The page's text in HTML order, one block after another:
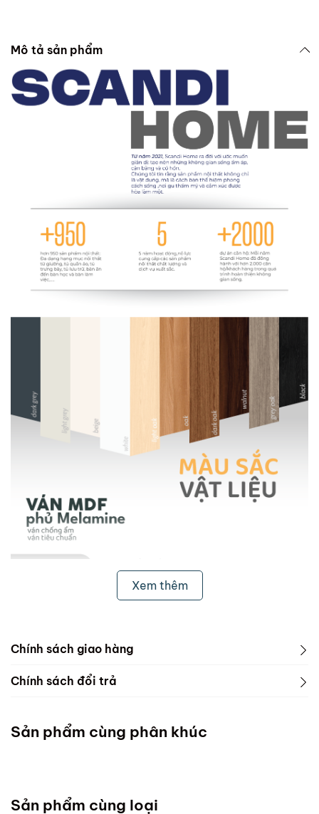
Mô tả sản phẩm
Xem thêm
Chính sách giao hàng
1. Freeship & Lắp đặt cho khách hàng các tỉnh thành
Miền Bắc
Đà Nẵng :Thứ 7 mỗi tuần ( Chốt đơn chậm nhất thứ
Chính sách đổi trả
Sản phẩm cùng phân khúc
Sản phẩm cùng loại